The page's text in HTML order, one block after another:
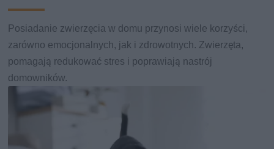
Posiadanie zwierzęcia w domu przynosi wiele korzyści,
zarówno emocjonalnych, jak i zdrowotnych. Zwierzęta,
pomagają redukować stres i poprawiają nastrój
domowników.